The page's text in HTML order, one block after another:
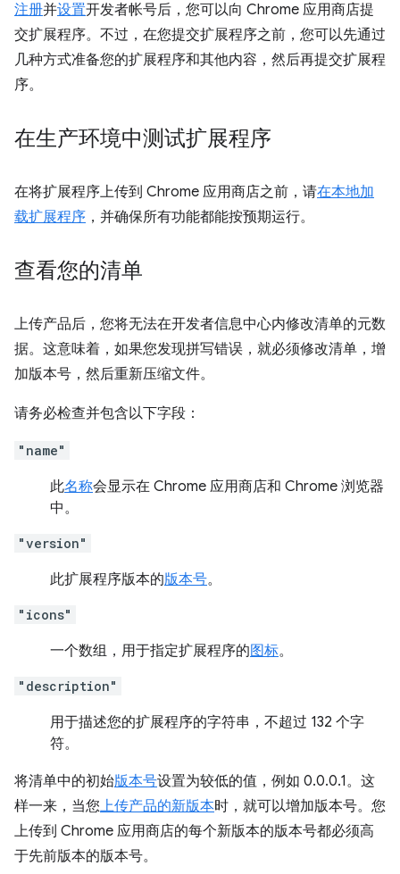
注册并设置开发者帐号后，您可以向 Chrome 应用商店提
交扩展程序。不过，在您提交扩展程序之前，您可以先通过
几种方式准备您的扩展程序和其他内容，然后再提交扩展程
序。
在生产环境中测试扩展程序
在将扩展程序上传到 Chrome 应用商店之前，请在本地加
载扩展程序 ，并确保所有功能都能按预期运行。
查看您的清单
上传产品后，您将无法在开发者信息中心内修改清单的元数
据。这意味着，如果您发现拼写错误，就必须修改清单，增
加版本号，然后重新压缩文件。
请务必检查并包含以下字段：
"name"
此名称会显示在 Chrome 应用商店和 Chrome 浏览器
中。
"version"
此扩展程序版本的版本号。
"icons"
一个数组，用于指定扩展程序的图标。
"description"
用于描述您的扩展程序的字符串，不超过 132 个字
符。
将清单中的初始版本号设置为较低的值，例如 0.0.0.1。这
样一来，当您上传产品的新版本时，就可以增加版本号。您
上传到 Chrome 应用商店的每个新版本的版本号都必须高
于先前版本的版本号。